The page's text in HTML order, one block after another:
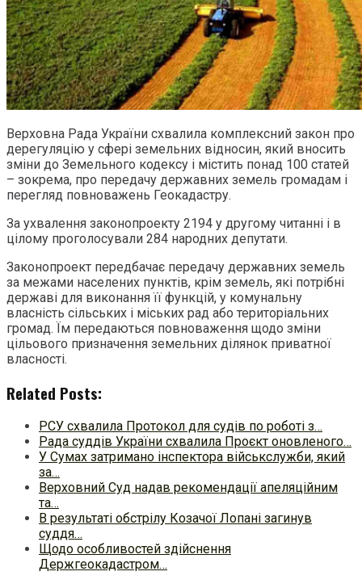
Верховна Рада України схвалила комплексний закон про
дерегуляцію у сфері земельних відносин, який вносить
зміни до Земельного кодексу і містить понад 100 статей
– зокрема, про передачу державних земель громадам і
перегляд повноважень Геокадастру.
За ухвалення законопроекту 2194 у другому читанні і в
цілому проголосували 284 народних депутати.
Законопроект передбачає передачу державних земель
за межами населених пунктів, крім земель, які потрібні
державі для виконання її функцій, у комунальну
власність сільських і міських рад або територіальних
громад. Їм передаються повноваження щодо зміни
цільового призначення земельних ділянок приватної
власності.
Related Posts:
РСУ схвалила Протокол для судів по роботі з…
Рада суддів України схвалила Проєкт оновленого…
У Сумах затримано інспектора військслужби, який
за…
Верховний Суд надав рекомендації апеляційним
та…
В результаті обстрілу Козачої Лопані загинув
суддя…
Щодо особливостей здійснення
Держгеокадастром…